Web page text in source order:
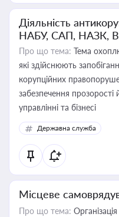
Діяльність
НАБУ, САП, НАЗК,
Про що тема: Тема
які здійснюють
корупційних
забезпечення
управлінні та бізнесі
Державна служба
Місцеве
Про що тема: